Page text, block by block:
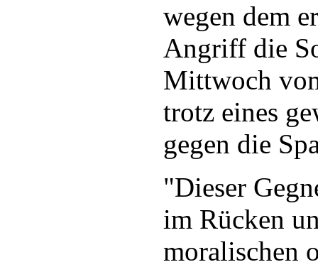
wegen dem
Angriff die
Mittwoch
trotz eines
gegen die
"Dieser
im Rücken
moralischen